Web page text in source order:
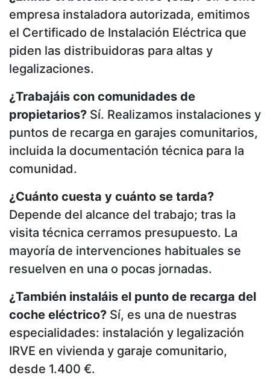
empresa instaladora autorizada, emitimos
el Certificado de Instalación Eléctrica que
piden las distribuidoras para altas y
legalizaciones.
¿Trabajáis con comunidades de
propietarios? Sí. Realizamos instalaciones y
puntos de recarga en garajes comunitarios,
incluida la documentación técnica para la
comunidad.
¿Cuánto cuesta y cuánto se tarda?
Depende del alcance del trabajo; tras la
visita técnica cerramos presupuesto. La
mayoría de intervenciones habituales se
resuelven en una o pocas jornadas.
¿También instaláis el punto de recarga del
coche eléctrico? Sí, es una de nuestras
especialidades: instalación y legalización
IRVE en vivienda y garaje comunitario,
desde 1.400 €.